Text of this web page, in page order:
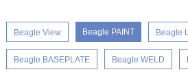
Beagle View Beagle PAINT Beagle
Beagle BASEPLATE Beagle WELD